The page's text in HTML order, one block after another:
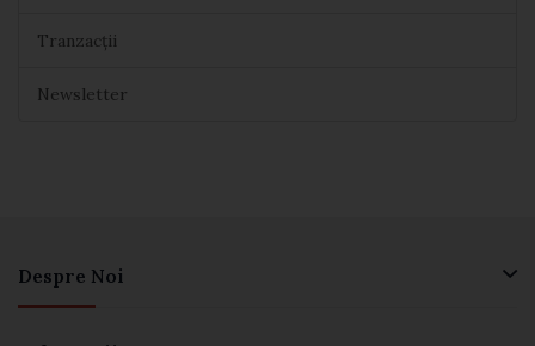
Tranzacții
Newsletter
Despre Noi